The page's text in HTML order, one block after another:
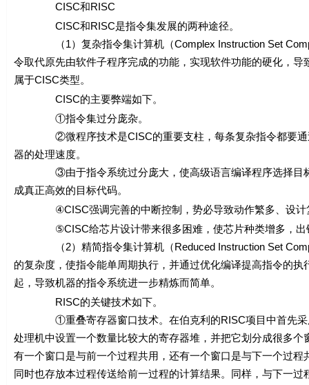
CISC和RISC
CISC和RISC是指令集发展的两种途径。
（1）复杂指令集计算机（Complex Instruction Set
令取代原先由软件子程序完成的功能，实现软件功能的硬化，
属于CISC类型。
CISC的主要弊端如下。
①指令集过分庞杂。
②微程序技术是CISC的重要支柱，每条复杂指令都要通过
器的处理速度。
③由于指令系统过分庞大，使高级语言编译程序选择目标
成真正高效的目标代码。
④CISC强调完善的中断控制，势必导致动作繁多、设计
⑤CISC给芯片设计带来很多困难，使芯片种类增多，出错
（2）精简指令集计算机（Reduced Instruction Set
的复杂度，使指令能单周期执行，并通过优化编译提高指令的
起，导致机器的指令系统进一步精炼而简单。
RISC的关键技术如下。
①重叠寄存器窗口技术。在伯克利的RISC项目中首先采用
处理机中设置一个数量比较大的寄存器堆，并把它划分成很多
有一个窗口是与前一个过程共用，还有一个窗口是与下一个过
同时也存放本过程传送给前一过程的计算结果。同样，与下一